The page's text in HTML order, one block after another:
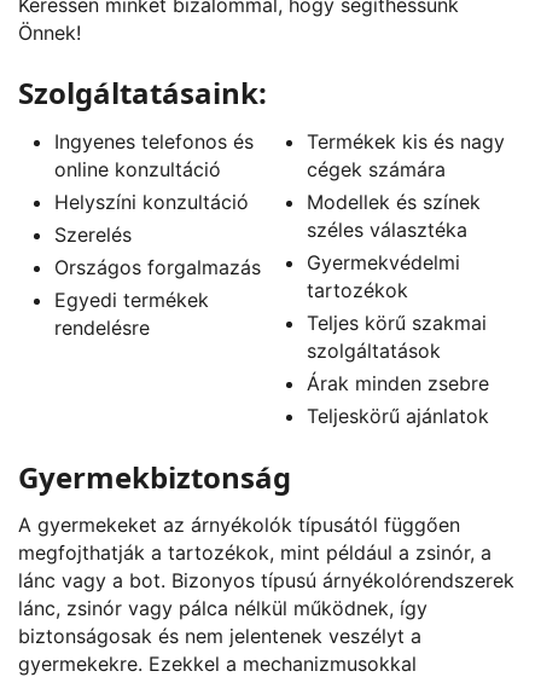
Önnek!
Szolgáltatásaink:
Ingyenes telefonos és
online konzultáció
Helyszíni konzultáció
Szerelés
Országos forgalmazás
Egyedi termékek
rendelésre
Termékek kis és nagy
cégek számára
Modellek és színek
széles választéka
Gyermekvédelmi
tartozékok
Teljes körű szakmai
szolgáltatások
Árak minden zsebre
Teljeskörű ajánlatok
Gyermekbiztonság
A gyermekeket az árnyékolók típusától függően
megfojthatják a tartozékok, mint például a zsinór, a
lánc vagy a bot. Bizonyos típusú árnyékolórendszerek
lánc, zsinór vagy pálca nélkül működnek, így
biztonságosak és nem jelentenek veszélyt a
gyermekekre. Ezekkel a mechanizmusokkal